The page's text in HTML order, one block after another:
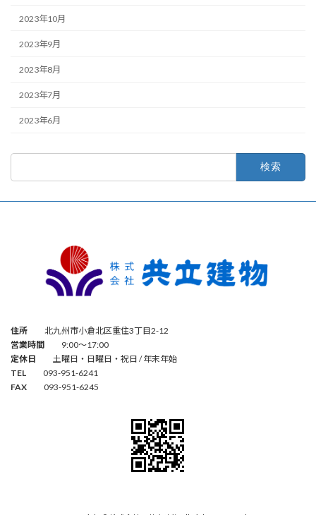
2023年10月
2023年9月
2023年8月
2023年7月
2023年6月
住所 北九州市小倉北区重住3丁目2-12
営業時間 9:00～17:00
定休日 土曜日・日曜日・祝日 / 年末年始
TEL 093-951-6241
FAX 093-951-6245